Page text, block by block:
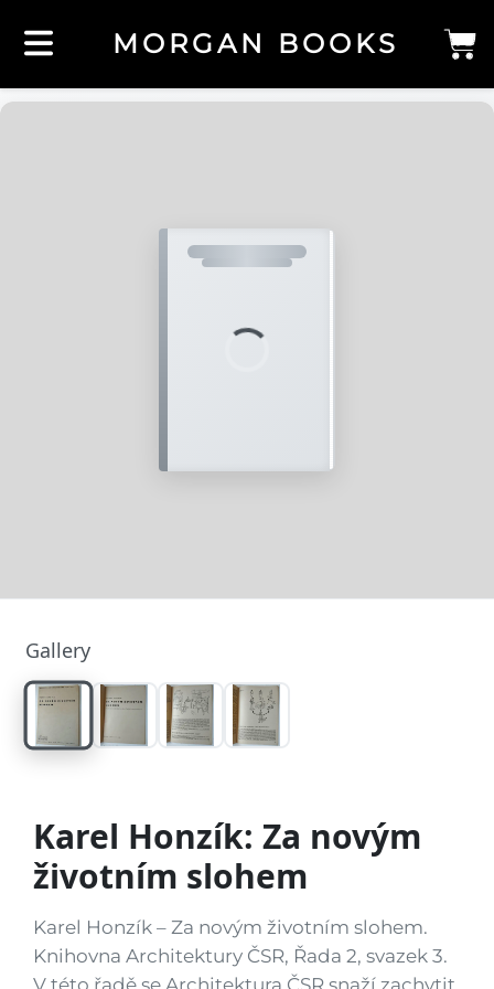
MORGAN BOOKS
Gallery
Karel Honzík: Za novým
životním slohem
Karel Honzík – Za novým životním slohem.
Knihovna Architektury ČSR, Řada 2, svazek 3.
V této řadě se Architektura ČSR snaží zachytit